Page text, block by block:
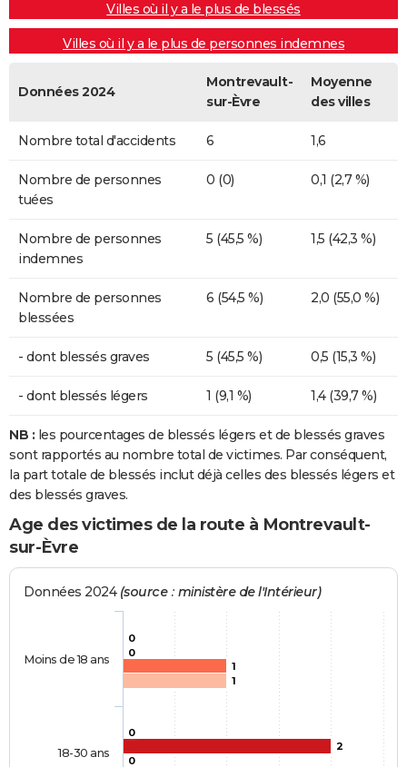
Villes où il y a le plus de blessés
Villes où il y a le plus de personnes indemnes
Données 2024
Montrevault-
sur-Èvre
Moyenne
des villes
Nombre total d'accidents 6 1,6
Nombre de personnes
tuées
0 (0) 0,1 (2,7 %)
Nombre de personnes
indemnes
5 (45,5 %) 1,5 (42,3 %)
Nombre de personnes
blessées
6 (54,5 %) 2,0 (55,0 %)
- dont blessés graves 5 (45,5 %) 0,5 (15,3 %)
- dont blessés légers 1 (9,1 %) 1,4 (39,7 %)
NB : les pourcentages de blessés légers et de blessés graves
sont rapportés au nombre total de victimes. Par conséquent,
la part totale de blessés inclut déjà celles des blessés légers et
des blessés graves.
Age des victimes de la route à Montrevault-
sur-Èvre
Données 2024 (source : ministère de l'Intérieur)
0
0
0
2
1
0
1
Moins de 18 ans
18-30 ans